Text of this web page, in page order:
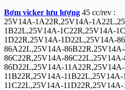
Bơm vicker lưu lượng 45 cc/rev :
25V14A-1A22R,25V14A-
1B22L,25V14A-1C22R,25V14A-
1D22R,25V14A-1D22L,25V14A-
86A22L,25V14A-
86C22R,25V14A-
86D22L,25V14A-
11B22R,25V14A-
11C22L,25V14A-11D22R,25V14A-